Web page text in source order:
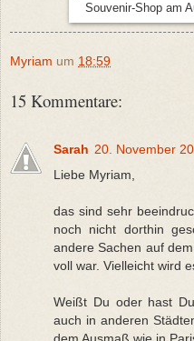
Souvenir-Shop am
Myriam um 18:59
15 Kommentare:
Sarah 20. November
Liebe Myriam,
das sind sehr
noch nicht dorthin
andere Sachen auf
voll war. Vielleicht wird
Weißt Du oder hast
auch in anderen
dem Ausmaß wie in